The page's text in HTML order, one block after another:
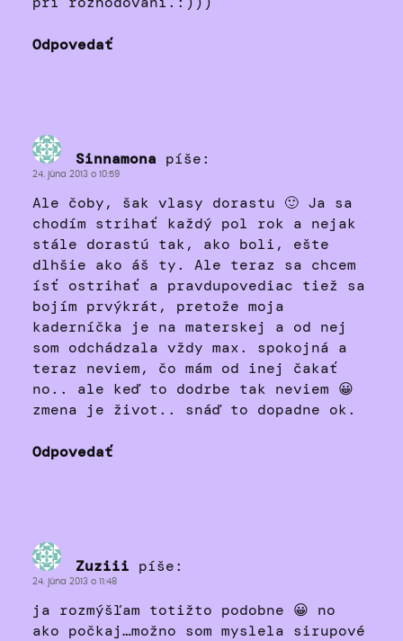
Odpovedať
Sinnamona píše:
24. júna 2013 o 10:59
Ale čoby, šak vlasy dorastu 🙂 Ja sa
chodím strihať každý pol rok a nejak
stále dorastú tak, ako boli, ešte
dlhšie ako áš ty. Ale teraz sa chcem
ísť ostrihať a pravdupovediac tiež sa
bojím prvýkrát, pretože moja
kaderníčka je na materskej a od nej
som odchádzala vždy max. spokojná a
teraz neviem, čo mám od inej čakať
no.. ale keď to dodrbe tak neviem 😀
zmena je život.. snáď to dopadne ok.
Odpovedať
Zuziii píše:
24. júna 2013 o 11:48
ja rozmýšľam totižto podobne 😀 no
ako počkaj…možno som myslela sirupové